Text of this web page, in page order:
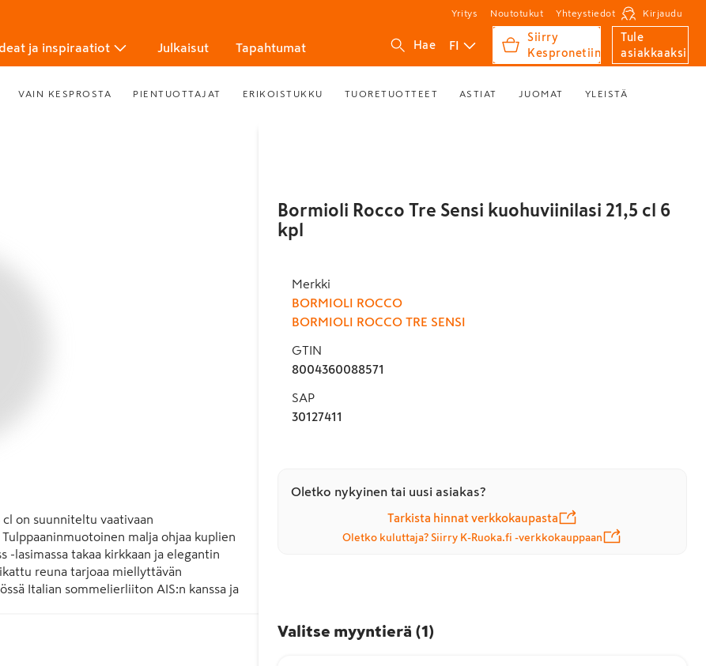
Yritys Noutotukut Yhteystiedot Kirjaudu
ja inspiraatiot Julkaisut Tapahtumat Hae FI
Siirry
Kespronetiin
Tule
asiakkaaksi
VAIN KESPROSTA PIENTUOTTAJAT ERIKOISTUKKU TUORETUOTTEET ASTIAT JUOMAT YLEISTÄ
cl on suunniteltu vaativaan
malja ohjaa kuplien
-lasimassa takaa kirkkaan ja elegantin
reuna tarjoaa miellyttävän
Italian sommelierliiton AIS:n kanssa ja
Bormioli Rocco Tre Sensi kuohuviinilasi 21,5 cl 6
kpl
Merkki
BORMIOLI ROCCO
BORMIOLI ROCCO TRE SENSI
GTIN
8004360088571
SAP
30127411
Oletko nykyinen tai uusi asiakas?
Tarkista hinnat verkkokaupasta
Oletko kuluttaja? Siirry K-Ruoka.fi -verkkokauppaan
Valitse myyntierä (1 )